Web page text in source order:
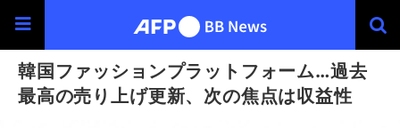
韓国ファッションプラットフォーム…過去
最高の売り上げ更新、次の焦点は収益性